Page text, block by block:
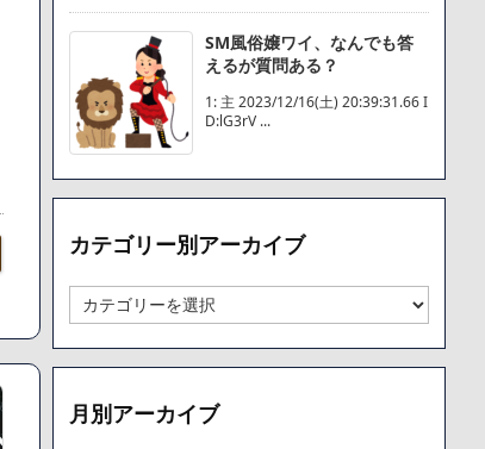
SM風俗嬢ワイ、なんでも答
えるが質問ある？
1: 主 2023/12/16(土) 20:39:31.66 I
D:lG3rV ...
カテゴリー別アーカイブ
テ
ゴ
リ
別
月別アーカイブ